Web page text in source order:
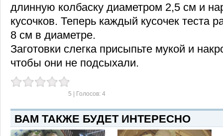
длинную колбаску диаметром 2,5 см и
кусочков. Теперь каждый кусочек теста
8 см в диаметре.
Заготовки слегка присыпьте мукой и
чтобы они не подсыхали.
5 | Голосов: 4
ВАМ ТАКЖЕ БУДЕТ ИНТЕРЕСНО